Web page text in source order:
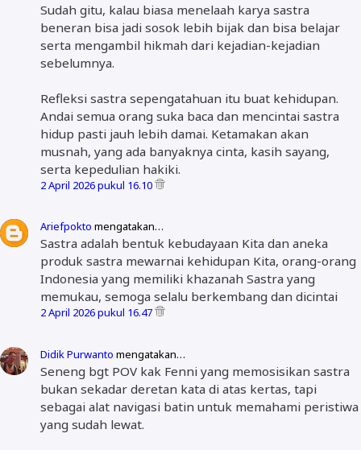
Sudah gitu, kalau biasa menelaah karya sastra
beneran bisa jadi sosok lebih bijak dan bisa belajar
serta mengambil hikmah dari kejadian-kejadian
sebelumnya.
Refleksi sastra sepengatahuan itu buat kehidupan.
Andai semua orang suka baca dan mencintai sastra
hidup pasti jauh lebih damai. Ketamakan akan
musnah, yang ada banyaknya cinta, kasih sayang,
serta kepedulian hakiki.
2 April 2026 pukul 16.10
Ariefpokto mengatakan…
Sastra adalah bentuk kebudayaan Kita dan aneka
produk sastra mewarnai kehidupan Kita, orang-orang
Indonesia yang memiliki khazanah Sastra yang
memukau, semoga selalu berkembang dan dicintai
2 April 2026 pukul 16.47
Didik Purwanto mengatakan…
Seneng bgt POV kak Fenni yang memosisikan sastra
bukan sekadar deretan kata di atas kertas, tapi
sebagai alat navigasi batin untuk memahami peristiwa
yang sudah lewat.